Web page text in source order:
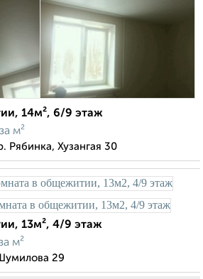
14м², 6/9 этаж
за м²
Рябинка, Хузангая 30
13м², 4/9 этаж
м²
29